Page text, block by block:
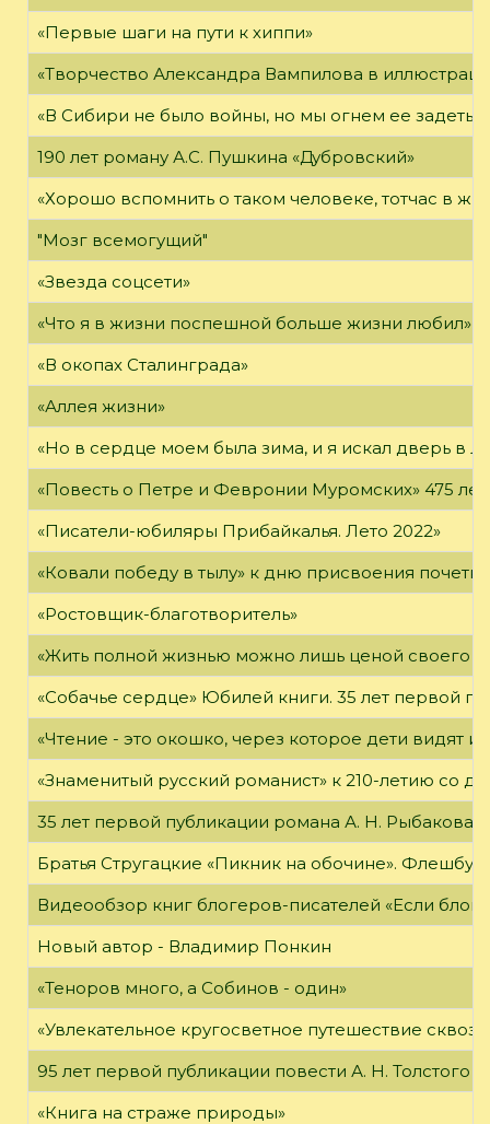
«Первые шаги на пути к хиппи»
«Творчество Александра Вампилова в
«В Сибири не было войны, но мы огнем ее задеты»
190 лет роману А.С. Пушкина «Дубровский»
«Хорошо вспомнить о таком человеке, тотчас в
"Мозг всемогущий"
«Звезда соцсети»
«Что я в жизни поспешной больше жизни любил»
«В окопах Сталинграда»
«Аллея жизни»
«Но в сердце моем была зима, и я искал дверь в
«Повесть о Петре и Февронии Муромских» 475
«Писатели-юбиляры Прибайкалья. Лето 2022»
«Ковали победу в тылу» к дню присвоения
«Ростовщик-благотворитель»
«Жить полной жизнью можно лишь ценой своего
«Собачье сердце» Юбилей книги. 35 лет первой
«Чтение - это окошко, через которое дети видят
«Знаменитый русский романист» к 210-летию со
35 лет первой публикации романа А. Н. Рыбакова
Братья Стругацкие «Пикник на обочине».
Видеообзор книг блогеров-писателей «Если блог
Новый автор - Владимир Понкин
«Теноров много, а Собинов - один»
«Увлекательное кругосветное путешествие
95 лет первой публикации повести А. Н. Толстого
«Книга на страже природы»